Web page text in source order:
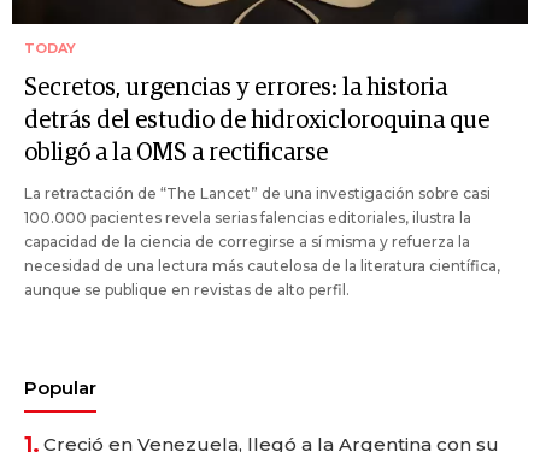
TODAY
Secretos, urgencias y errores: la historia
detrás del estudio de hidroxicloroquina que
obligó a la OMS a rectificarse
La retractación de “The Lancet” de una investigación sobre casi
100.000 pacientes revela serias falencias editoriales, ilustra la
capacidad de la ciencia de corregirse a sí misma y refuerza la
necesidad de una lectura más cautelosa de la literatura científica,
aunque se publique en revistas de alto perfil.
Popular
1. Creció en Venezuela, llegó a la Argentina con su